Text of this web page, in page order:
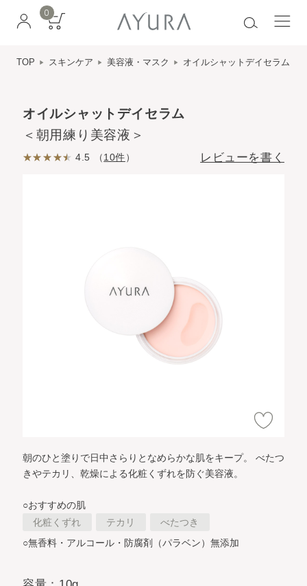
0
TOP スキンケア 美容液・マスク オイルシャットデイセラム
オイルシャットデイセラム
＜朝用練り美容液＞
4.5 （10件） レビューを書く
朝のひと塗りで日中さらりとなめらかな肌をキープ。
べたつ
きやテカリ、乾燥による化粧くずれを防ぐ美容液。
○おすすめの肌
化粧くずれ
テカリ
べたつき
○無香料・アルコール・防腐剤（パラベン）無添加